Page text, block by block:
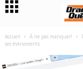
Accueil À ne pas manquer!
ses évènements